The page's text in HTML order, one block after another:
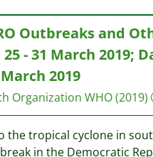
Outbreaks and
25 - 31 March 2019;
2019
Organization WHO (2019)
the tropical cyclone in
in the Democratic